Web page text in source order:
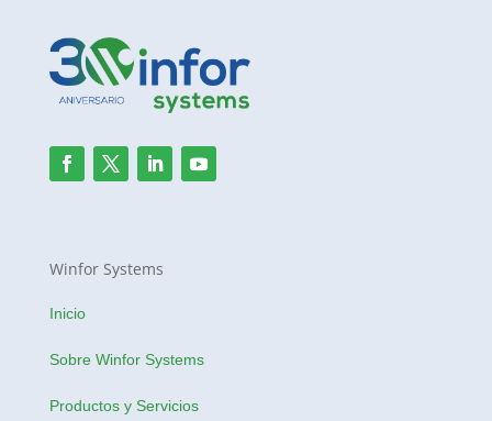
Winfor Systems
Inicio
Sobre Winfor Systems
Productos y Servicios